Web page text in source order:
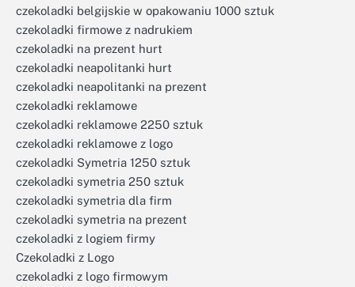
czekoladki belgijskie w opakowaniu 1000 sztuk
czekoladki firmowe z nadrukiem
czekoladki na prezent hurt
czekoladki neapolitanki hurt
czekoladki neapolitanki na prezent
czekoladki reklamowe
czekoladki reklamowe 2250 sztuk
czekoladki reklamowe z logo
czekoladki Symetria 1250 sztuk
czekoladki symetria 250 sztuk
czekoladki symetria dla firm
czekoladki symetria na prezent
czekoladki z logiem firmy
Czekoladki z Logo
czekoladki z logo firmowym